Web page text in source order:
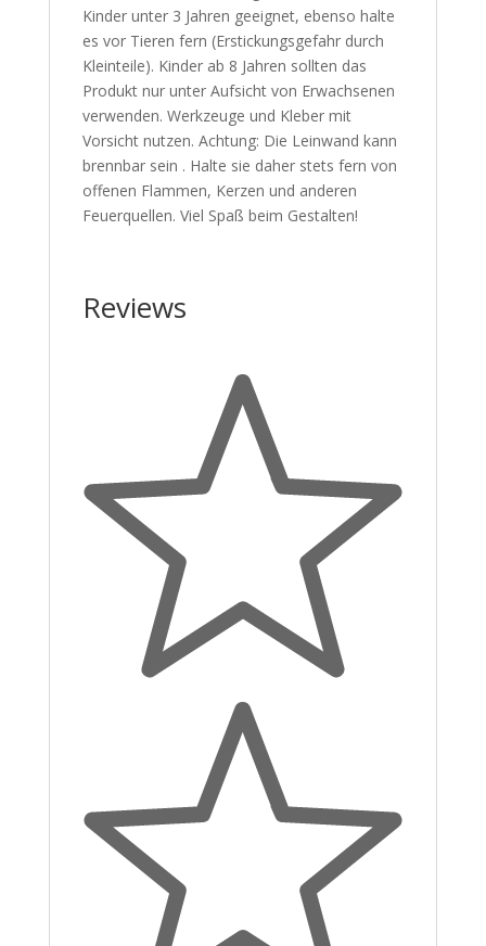
Kinder unter 3 Jahren geeignet, ebenso halte
es vor Tieren fern (Erstickungsgefahr durch
Kleinteile). Kinder ab 8 Jahren sollten das
Produkt nur unter Aufsicht von Erwachsenen
verwenden. Werkzeuge und Kleber mit
Vorsicht nutzen. Achtung: Die Leinwand kann
brennbar sein . Halte sie daher stets fern von
offenen Flammen, Kerzen und anderen
Feuerquellen. Viel Spaß beim Gestalten!
Reviews